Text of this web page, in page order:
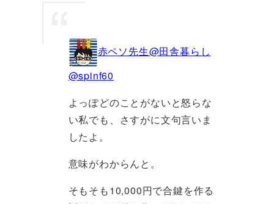
赤ペソ先生@田舎暮らし
@spinf60
よっぽどのことがないと怒らな
い私でも、さすがに文句言いま
したよ。
意味がわからんと。
そもそも10,000円で合鍵を作る